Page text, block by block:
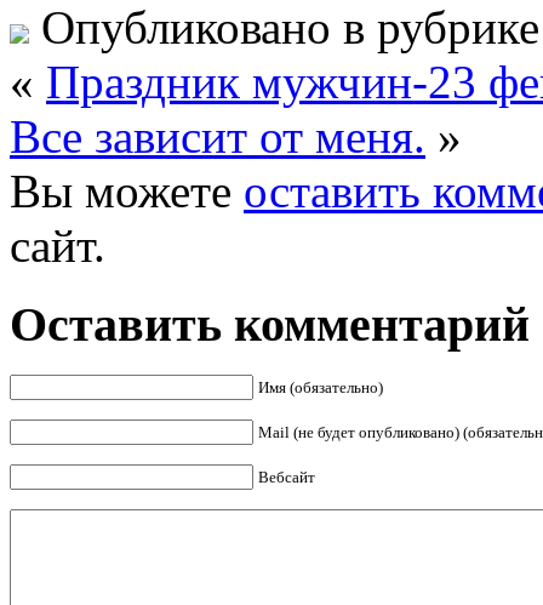
Опубликовано в
« Праздник мужчин-23
Все зависит от меня. »
Вы можете оставить
сайт.
Оставить комментарий
Имя (обязательно)
Mail (не будет опубликовано)
Вебсайт